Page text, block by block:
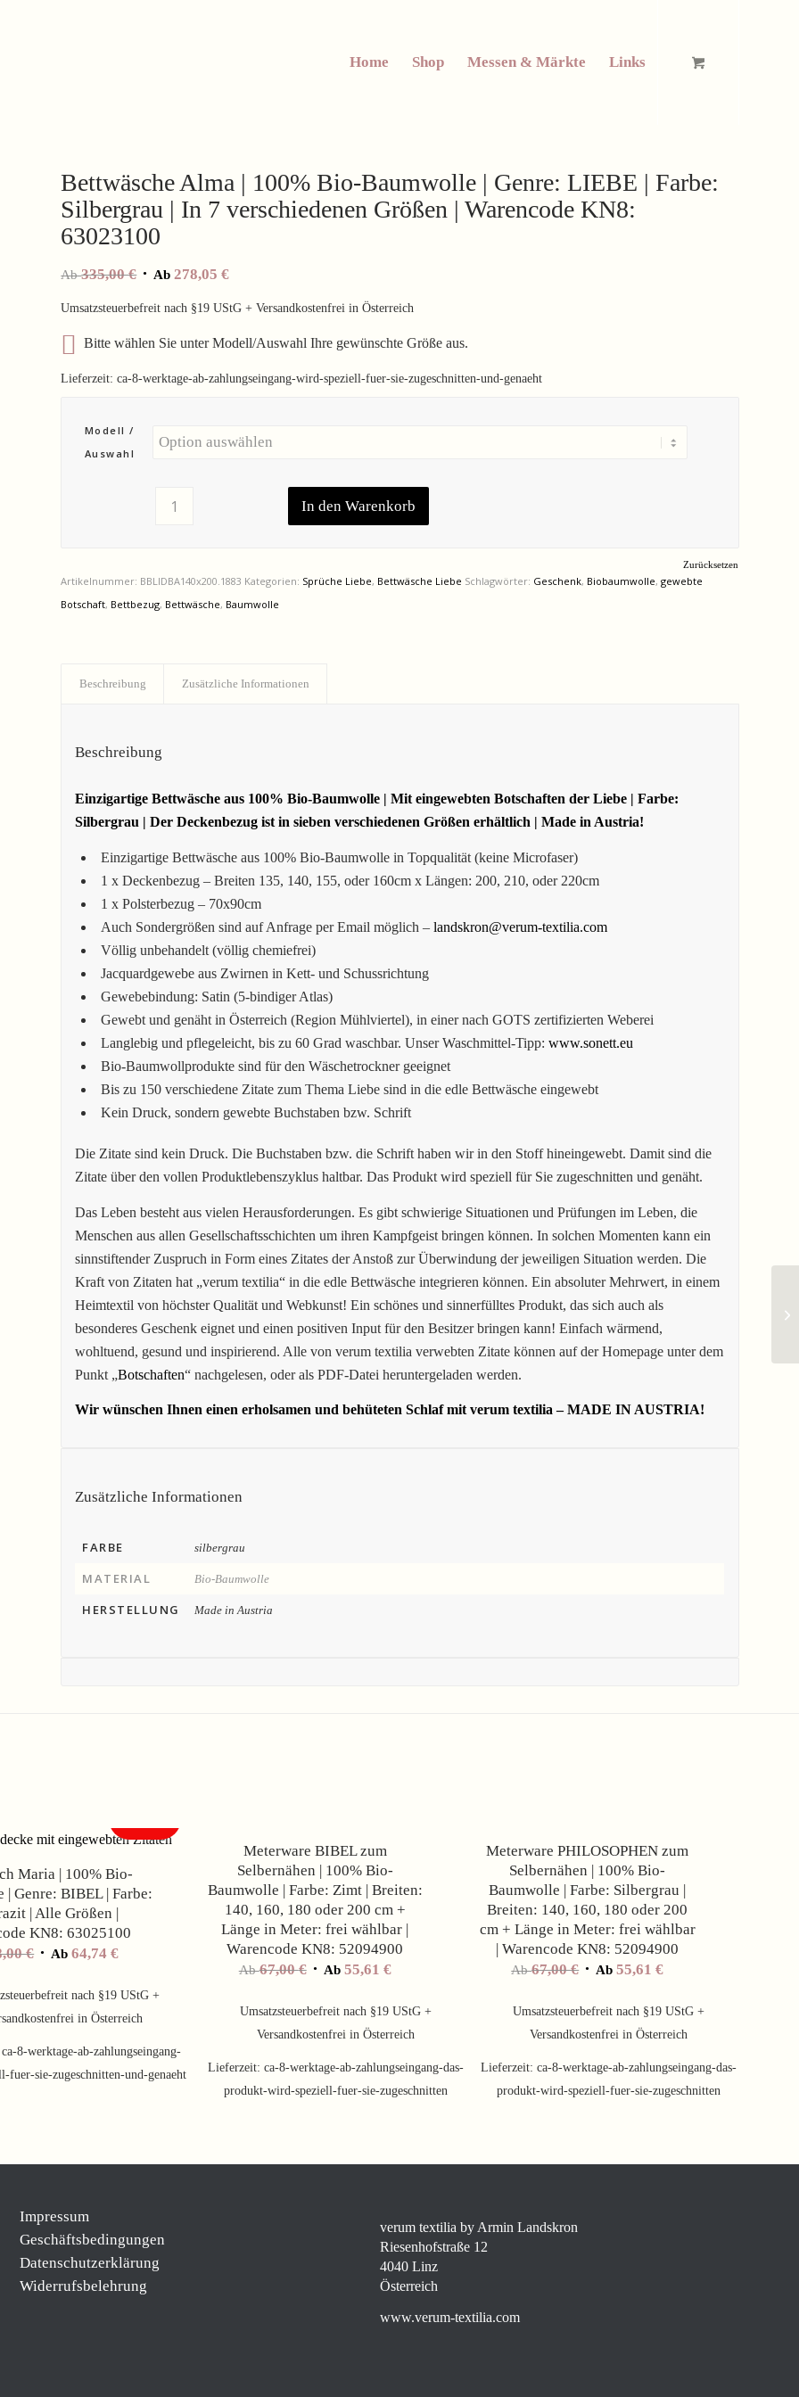
Home Shop Messen & Märkte Links
Bettwäsche Alma | 100% Bio-Baumwolle | Genre: LIEBE | Farbe:
Silbergrau | In 7 verschiedenen Größen | Warencode KN8:
63023100
Ab335,00€ Ab278,05€
Umsatzsteuerbefreit nach §19 UStG + Versandkostenfrei in Österreich
Bitte wählen Sie unter Modell/Auswahl Ihre gewünschte Größe aus.
Lieferzeit:ca-8-werktage-ab-zahlungseingang-wird-speziell-fuer-sie-zugeschnitten-und-genaeht
Modell /
Auswahl
Zurücksetzen
In den Warenkorb
Artikelnummer: BBLIDBA140x200.1883 Kategorien: Sprüche Liebe, Bettwäsche Liebe Schlagwörter: Geschenk, Biobaumwolle,gewebte
Botschaft, Bettbezug, Bettwäsche, Baumwolle
Beschreibung Zusätzliche Informationen
Beschreibung
Einzigartige Bettwäsche aus 100% Bio-Baumwolle | Mit eingewebten Botschaften der Liebe | Farbe:
Silbergrau | Der Deckenbezug ist in sieben verschiedenen Größen erhältlich | Made in Austria!
Einzigartige Bettwäsche aus 100% Bio-Baumwolle in Topqualität (keine Microfaser)
1 x Deckenbezug – Breiten 135, 140, 155, oder 160cm x Längen: 200, 210, oder 220cm
1 x Polsterbezug – 70x90cm
Auch Sondergrößen sind auf Anfrage per Email möglich –landskron@verum-textilia.com
Völlig unbehandelt (völlig chemiefrei)
Jacquardgewebe aus Zwirnen in Kett- und Schussrichtung
Gewebebindung: Satin (5-bindiger Atlas)
Gewebt und genäht in Österreich (Region Mühlviertel), in einer nach GOTS zertifizierten Weberei
Langlebig und pflegeleicht, bis zu 60 Grad waschbar. Unser Waschmittel-Tipp:www.sonett.eu
Bio-Baumwollprodukte sind für den Wäschetrockner geeignet
Bis zu 150 verschiedene Zitate zum Thema Liebe sind in die edle Bettwäsche eingewebt
Kein Druck, sondern gewebte Buchstaben bzw. Schrift
Die Zitate sind kein Druck. Die Buchstaben bzw. die Schrift haben wir in den Stoff hineingewebt. Damit sind die
Zitate über den vollen Produktlebenszyklus haltbar. Das Produkt wird speziell für Sie zugeschnitten und genäht.
Das Leben besteht aus vielen Herausforderungen. Es gibt schwierige Situationen und Prüfungen im Leben, die
Menschen aus allen Gesellschaftsschichten um ihren Kampfgeist bringen können. In solchen Momenten kann ein
sinnstiftender Zuspruch in Form eines Zitates der Anstoß zur Überwindung der jeweiligen Situation werden. Die
Kraft von Zitaten hat „verum textilia“ in die edle Bettwäsche integrieren können. Ein absoluter Mehrwert, in einem
Heimtextil von höchster Qualität und Webkunst! Ein schönes und sinnerfülltes Produkt, das sich auch als
besonderes Geschenk eignet und einen positiven Input für den Besitzer bringen kann! Einfach wärmend,
wohltuend, gesund und inspirierend. Alle von verum textilia verwebten Zitate können auf der Homepage unter dem
Punkt „Botschaften“ nachgelesen, oder als PDF-Datei heruntergeladen werden.
Wir wünschen Ihnen einen erholsamen und behüteten Schlaf mit verum textilia – MADE IN AUSTRIA!
Zusätzliche Informationen
FARBE silbergrau
MATERIAL Bio-Baumwolle
HERSTELLUNG Made in Austria
Maria | 100% Bio-
| Genre: BIBEL | Farbe:
| Alle Größen |
KN8: 63025100
€ Ab64,74€
nach §19 UStG +
in Österreich
ca-8-werktage-ab-zahlungseingang-
fuer-sie-zugeschnitten-und-genaeht
Meterware BIBEL zum
Selbernähen | 100% Bio-
Baumwolle | Farbe: Zimt | Breiten:
140, 160, 180 oder 200 cm +
Länge in Meter: frei wählbar |
Warencode KN8: 52094900
Ab67,00€ Ab 55,61 €
Umsatzsteuerbefreit nach §19 UStG +
Versandkostenfrei in Österreich
Lieferzeit:ca-8-werktage-ab-zahlungseingang-das-
produkt-wird-speziell-fuer-sie-zugeschnitten
Meterware PHILOSOPHEN zum
Selbernähen | 100% Bio-
Baumwolle | Farbe: Silbergrau |
Breiten: 140, 160, 180 oder 200
cm + Länge in Meter: frei wählbar
| Warencode KN8: 52094900
Ab67,00€ Ab55,61€
Umsatzsteuerbefreit nach §19 UStG +
Versandkostenfrei in Österreich
Lieferzeit: ca-8-werktage-ab-zahlungseingang-das-
produkt-wird-speziell-fuer-sie-zugeschnitten
Impressum
Geschäftsbedingungen
Datenschutzerklärung
Widerrufsbelehrung
verum textilia by Armin Landskron
Riesenhofstraße 12
4040 Linz
Österreich
www.verum-textilia.com